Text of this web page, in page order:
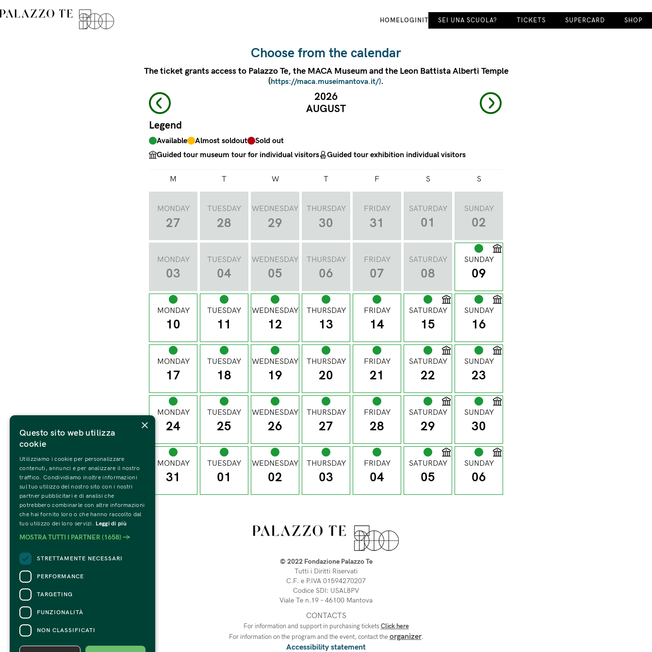
HOMELOGIN IT SEI UNA SCUOLA? TICKETS SUPERCARD SHOP
Choose from the calendar
The ticket grants access to Palazzo Te, the MACA Museum and the Leon Battista Alberti Temple
(https://maca.museimantova.it/).
2026
AUGUST
Legend
Available Almost soldout
Sold out
Guided tour museum tour for individual visitors
Guided tour exhibition individual visitors
M T W T F S S
MONDAY
27
TUESDAY
28
WEDNESDAY
29
THURSDAY
30
FRIDAY
31
SATURDAY
01
SUNDAY
02
MONDAY
03
TUESDAY
04
WEDNESDAY
05
THURSDAY
06
FRIDAY
07
SATURDAY
08
SUNDAY
09
MONDAY
10
TUESDAY
11
WEDNESDAY
12
THURSDAY
13
FRIDAY
14
SATURDAY
15
SUNDAY
16
MONDAY
17
TUESDAY
18
WEDNESDAY
19
THURSDAY
20
FRIDAY
21
SATURDAY
22
SUNDAY
23
MONDAY
24
TUESDAY
25
WEDNESDAY
26
THURSDAY
27
FRIDAY
28
SATURDAY
29
SUNDAY
30
MONDAY
31
TUESDAY
01
WEDNESDAY
02
THURSDAY
03
FRIDAY
04
SATURDAY
05
SUNDAY
06
© 2022 Fondazione Palazzo Te
Tutti i Diritti Riservati
C.F. e P.IVA 01594270207
Codice SDI: USAL8PV
Viale Te n.19 – 46100 Mantova
CONTACTS
For information and support in purchasing ticketsClick here
For information on the program and the event, contact theorganizer.
Accessibility statement
×
Questo sito web utilizza
cookie
Utilizziamo i cookie per personalizzare
contenuti, annunci e per analizzare il nostro
traffico. Condividiamo inoltre informazioni
sul tuo utilizzo del nostro sito con i nostri
partner pubblicitari e di analisi che
potrebbero combinarle con altre informazioni
che hai fornito loro o che hanno raccolto dal
tuo utilizzo dei loro servizi. Leggi di più
MOSTRA TUTTI I PARTNER (1658) →
STRETTAMENTE NECESSARI
PERFORMANCE
TARGETING
FUNZIONALITÀ
NON CLASSIFICATI